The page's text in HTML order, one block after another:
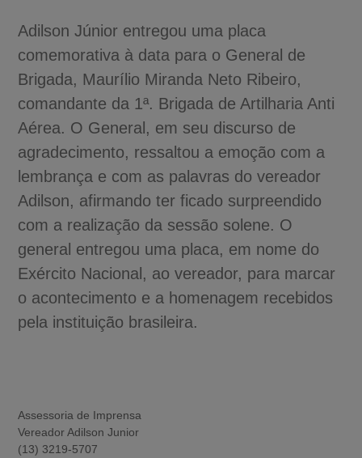
Adilson Júnior entregou uma placa
comemorativa à data para o General de
Brigada, Maurílio Miranda Neto Ribeiro,
comandante da 1ª. Brigada de Artilharia Anti
Aérea. O General, em seu discurso de
agradecimento, ressaltou a emoção com a
lembrança e com as palavras do vereador
Adilson, afirmando ter ficado surpreendido
com a realização da sessão solene. O
general entregou uma placa, em nome do
Exército Nacional, ao vereador, para marcar
o acontecimento e a homenagem recebidos
pela instituição brasileira.
Assessoria de Imprensa
Vereador Adilson Junior
(13) 3219-5707